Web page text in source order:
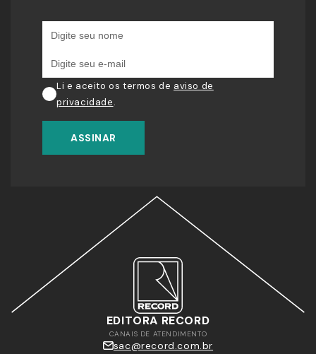
Li e aceito os termos de aviso de
privacidade.
ASSINAR
EDITORA RECORD
CANAIS DE ATENDIMENTO
sac@record.com.br